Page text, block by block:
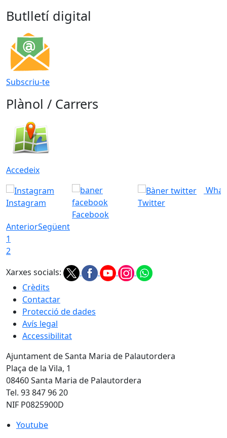
Butlletí digital
Subscriu-te
Plànol / Carrers
Accedeix
Instagram
Facebook
Twitter
AnteriorSegüent
1
2
Xarxes socials:
Crèdits
Contactar
Protecció de dades
Avís legal
Accessibilitat
Ajuntament de Santa Maria de Palautordera
Plaça de la Vila, 1
08460 Santa Maria de Palautordera
Tel. 93 847 96 20
NIF P0825900D
Youtube
Youtube